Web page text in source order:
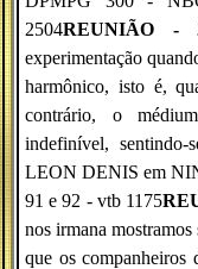
2504REUNIÃO -
experimentação
harmônico, isto é,
contrário, o
indefinível, sentindo-
LEON DENIS em
91 e 92 - vtb 1175
nos irmana
que os companheiros